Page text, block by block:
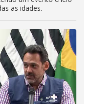
as idades.